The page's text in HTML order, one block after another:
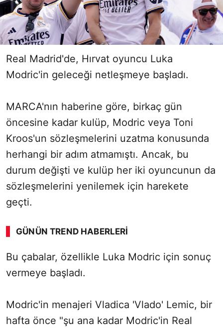
Real Madrid'de, Hırvat oyuncu Luka
Modric'in geleceği netleşmeye başladı.
MARCA'nın haberine göre, birkaç gün
öncesine kadar kulüp, Modric veya Toni
Kroos'un sözleşmelerini uzatma konusunda
herhangi bir adım atmamıştı. Ancak, bu
durum değişti ve kulüp her iki oyuncunun da
sözleşmelerini yenilemek için harekete
geçti.
GÜNÜN TREND HABERLERI
SÖZCÜ SON DAKİKA
Bu çabalar, özellikle Luka Modric için sonuç
vermeye başladı.
Modric'in menajeri Vladica 'Vlado' Lemic, bir
hafta önce "şu ana kadar Modric'in Real